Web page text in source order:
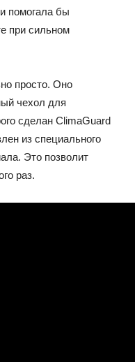
помогала бы
при сильном
просто. Оно
чехол для
сделан ClimaGuard
из специального
Это позволит
раз.